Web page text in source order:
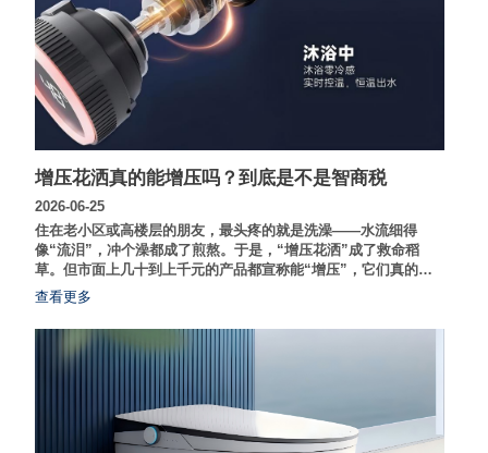
增压花洒真的能增压吗？到底是不是智商税
2026-06-25
住在老小区或高楼层的朋友，最头疼的就是洗澡——水流细得
像“流泪”，冲个澡都成了煎熬。于是，“增压花洒”成了救命稻
草。但市面上几十到上千元的产品都宣称能“增压”，它们真的能
凭空变出水压吗？今天，我们就从物理原理和实测体验入手，拆
解这个卫浴圈的“迷思”。
查看更多